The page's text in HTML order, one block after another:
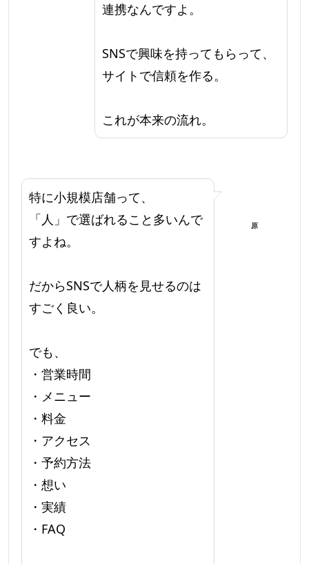
連携なんですよ。
SNSで興味を持ってもらって、
サイトで信頼を作る。
これが本来の流れ。
特に小規模店舗って、
「人」で選ばれること多いんで
すよね。
だからSNSで人柄を見せるのは
すごく良い。
でも、
・営業時間
・メニュー
・料金
・アクセス
・予約方法
・想い
・実績
・FAQ
原